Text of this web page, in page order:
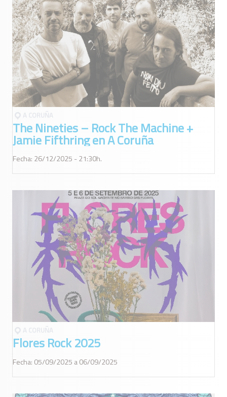
The Nineties – Rock The Machine +
Jamie Fifthring en A Coruña
Fecha: 26/12/2025 - 21:30h.
Flores Rock 2025
Fecha: 05/09/2025 a 06/09/2025